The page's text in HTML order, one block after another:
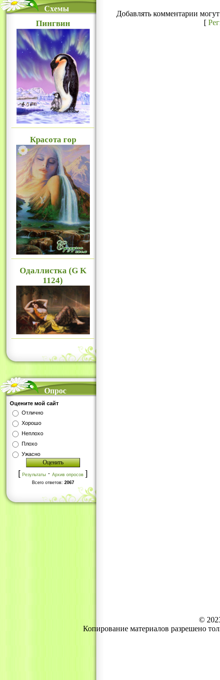
Схемы
Пингвин
Красота гор
Одаллистка (G K
1124)
Опрос
Оцените мой сайт
Отлично
Хорошо
Неплохо
Плохо
Ужасно
[ Результаты · Архив опросов ]
Всего ответов: 2067
Добавлять комментарии
[
©
Копирование материалов разрешено